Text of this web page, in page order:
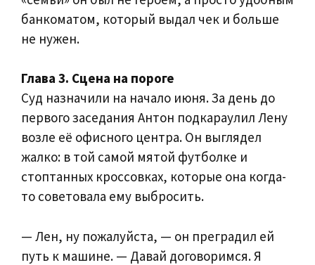
банкоматом, который выдал чек и больше
не нужен.
Глава 3. Сцена на пороге
Суд назначили на начало июня. За день до
первого заседания Антон подкараулил Лену
возле её офисного центра. Он выглядел
жалко: в той самой мятой футболке и
стоптанных кроссовках, которые она когда-
то советовала ему выбросить.
— Лен, ну пожалуйста, — он преградил ей
путь к машине. — Давай договоримся. Я